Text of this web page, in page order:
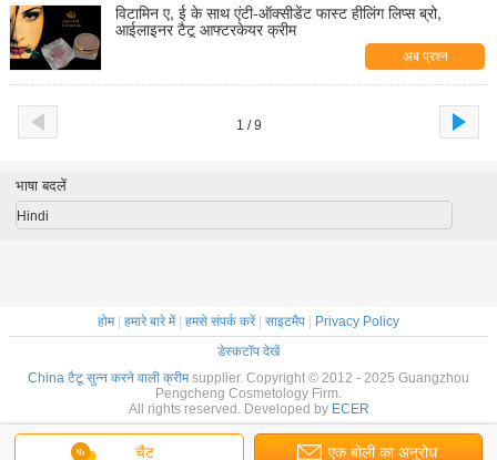
विटामिन ए, ई के साथ एंटी-ऑक्सीडेंट फास्ट हीलिंग लिप्स ब्रो,
आईलाइनर टैटू आफ्टरकेयर क्रीम
अब प्रश्न
1 / 9
चैट एक बोली का अनुरोध
भाषा बदलें
Hindi
होम| हमारे बारे में| हमसे संपर्क करें| साइटमैप
Privacy Policy
डेस्कटॉप देखें
China टैटू सुन्न करने वाली क्रीमsupplier. Copyright © 2012 - 2025 Guangzhou
Pengcheng Cosmetology Firm.
All rights reserved. Developed by ECER